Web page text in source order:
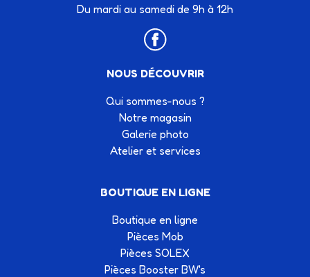
Du mardi au samedi de 9h à 12h
NOUS DÉCOUVRIR
Qui sommes-nous ?
Notre magasin
Galerie photo
Atelier et services
BOUTIQUE EN LIGNE
Boutique en ligne
Pièces Mob
Pièces SOLEX
Pièces Booster BW's